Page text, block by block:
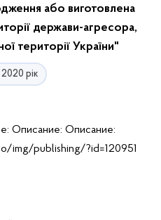
або виготовлена
держави-агресора,
території України"
рік